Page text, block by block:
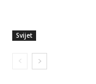
Svijet